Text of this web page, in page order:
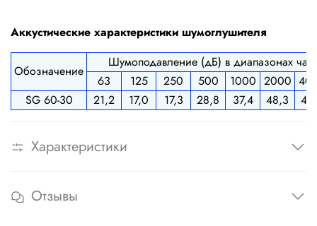
Аккустические характеристики шумоглушителя
Обозначение
Шумоподавление (дБ) в диапазонах
63
125 250 500 1000 2000
SG 60-30
21,2 17,0 17,3 28,8 37,4 48,3
Характеристики
Отзывы